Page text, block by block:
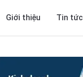
Giới thiệu Tin tức